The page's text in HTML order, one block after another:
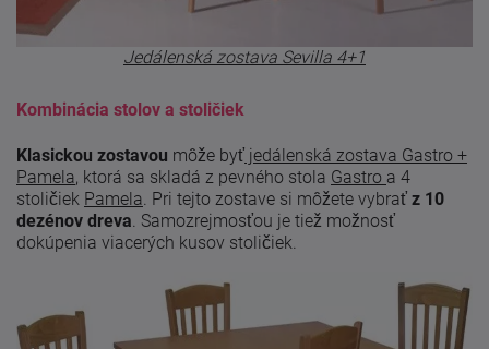
Jedálenská zostava Sevilla 4+1
Kombinácia stolov a stoličiek
Klasickou zostavou môže byť jedálenská zostava Gastro +
Pamela, ktorá sa skladá z pevného stola Gastro a 4
stoličiek Pamela. Pri tejto zostave si môžete vybrať z 10
dezénov dreva. Samozrejmosťou je tiež možnosť
dokúpenia viacerých kusov stoličiek.